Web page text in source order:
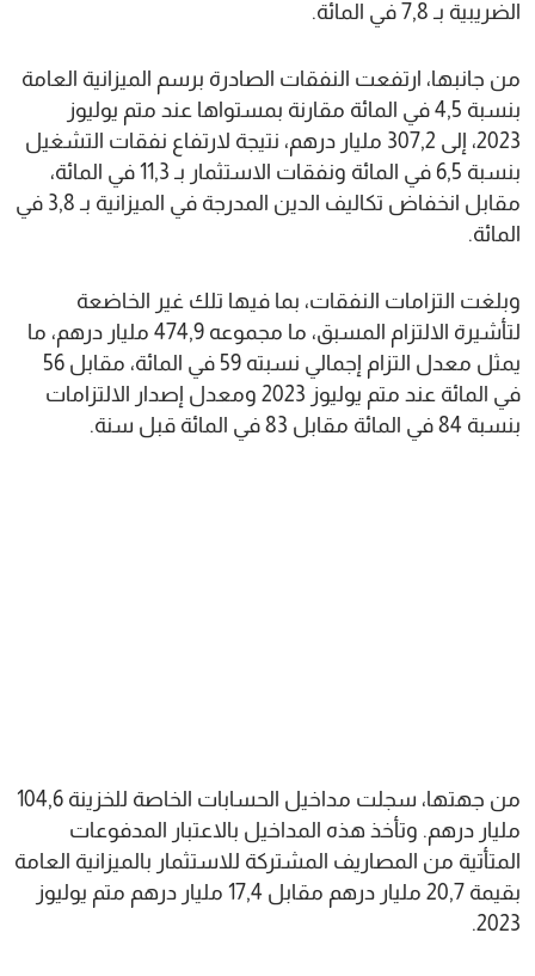
الضريبية بـ 7,8 في المائة.
من جانبها، ارتفعت النفقات الصادرة برسم الميزانية العامة
بنسبة 4,5 في المائة مقارنة بمستواها عند متم يوليوز
2023، إلى 307,2 مليار درهم، نتيجة لارتفاع نفقات التشغيل
بنسبة 6,5 في المائة ونفقات الاستثمار بـ 11,3 في المائة،
مقابل انخفاض تكاليف الدين المدرجة في الميزانية بـ 3,8 في
المائة.
وبلغت التزامات النفقات، بما فيها تلك غير الخاضعة
لتأشيرة الالتزام المسبق، ما مجموعه 474,9 مليار درهم، ما
يمثل معدل التزام إجمالي نسبته 59 في المائة، مقابل 56
في المائة عند متم يوليوز 2023 ومعدل إصدار الالتزامات
بنسبة 84 في المائة مقابل 83 في المائة قبل سنة.
من جهتها، سجلت مداخيل الحسابات الخاصة للخزينة 104,6
مليار درهم. وتأخذ هذه المداخيل بالاعتبار المدفوعات
المتأتية من المصاريف المشتركة للاستثمار بالميزانية العامة
بقيمة 20,7 مليار درهم مقابل 17,4 مليار درهم متم يوليوز
2023.